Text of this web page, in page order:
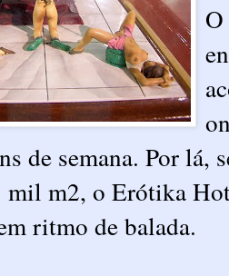
de semana. Por lá,
mil m2, o Erótika
ritmo de balada.